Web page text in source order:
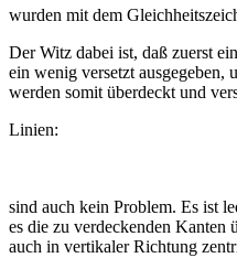
wurden mit dem
Der Witz dabei ist, daß zuerst
ein wenig versetzt ausgegeben,
werden somit überdeckt und
Linien:
sind auch kein Problem. Es ist
es die zu verdeckenden Kanten
auch in vertikaler Richtung